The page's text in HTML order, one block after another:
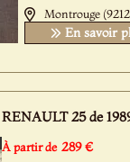
Montrouge
En savoir
RENAULT 25 de
À partir de 289 €